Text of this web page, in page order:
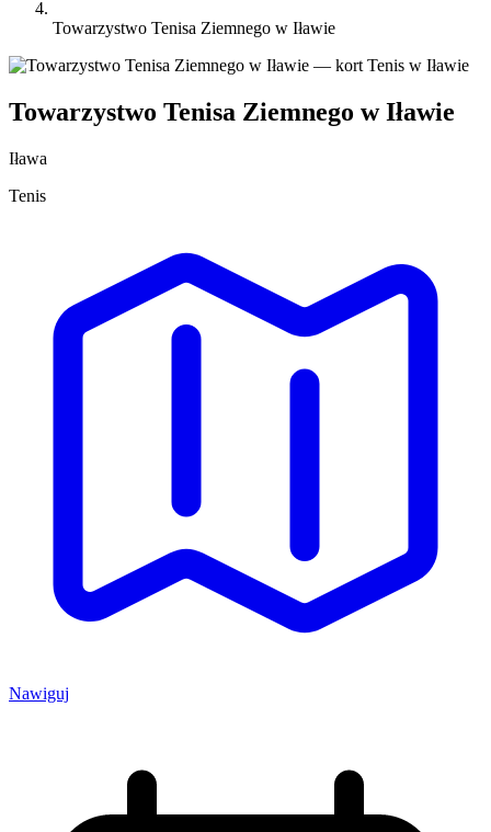
Towarzystwo Tenisa Ziemnego w Iławie
Towarzystwo Tenisa Ziemnego w Iławie
Iława
Tenis
Nawiguj